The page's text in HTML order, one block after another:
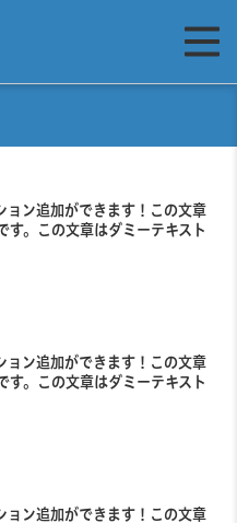
ョン追加ができます！ この文章
。
この文章はダミーテキスト
ョン追加ができます！ この文章
。
この文章はダミーテキスト
ョン追加ができます！ この文章